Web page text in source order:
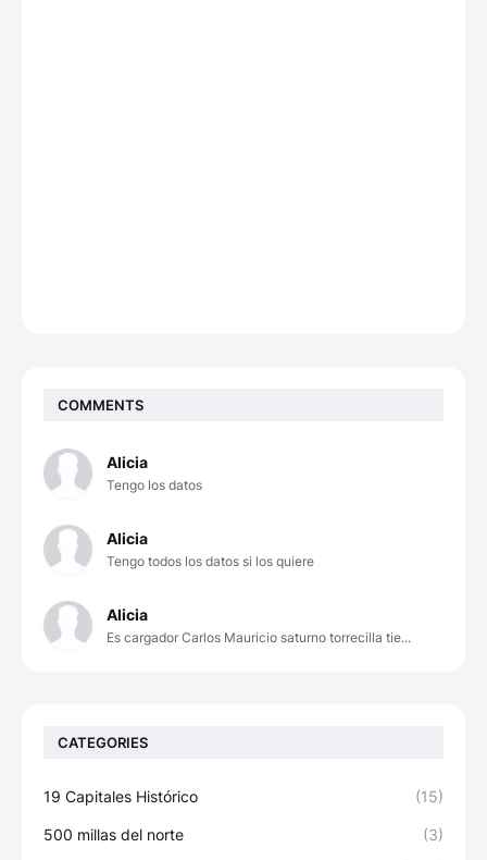
COMMENTS
Alicia
Tengo los datos
Alicia
Tengo todos los datos si los quiere
Alicia
Es cargador Carlos Mauricio saturno torrecilla tie...
CATEGORIES
19 Capitales Histórico (15)
500 millas del norte (3)